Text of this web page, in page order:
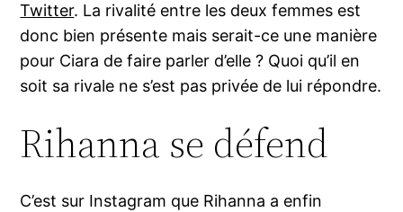
Twitter. La rivalité entre les deux femmes est
donc bien présente mais serait-ce une manière
pour Ciara de faire parler d’elle ? Quoi qu’il en
soit sa rivale ne s’est pas privée de lui répondre.
Rihanna se défend
C’est sur Instagram que Rihanna a enfin